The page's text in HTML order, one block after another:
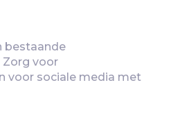
bestaande
Zorg voor
voor sociale media met